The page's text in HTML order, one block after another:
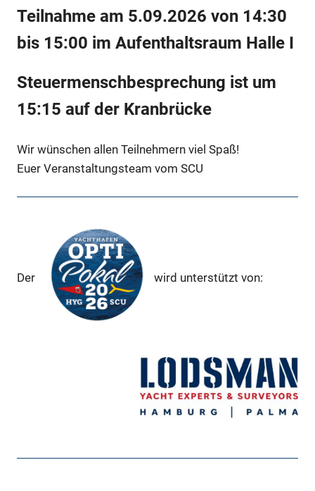
Teilnahme am 5.09.2026 von 14:30
bis 15:00 im Aufenthaltsraum Halle I
Steuermenschbesprechung ist um
15:15 auf der Kranbrücke
Wir wünschen allen Teilnehmern viel Spaß!
Euer Veranstaltungsteam vom SCU
Der wird unterstützt von: